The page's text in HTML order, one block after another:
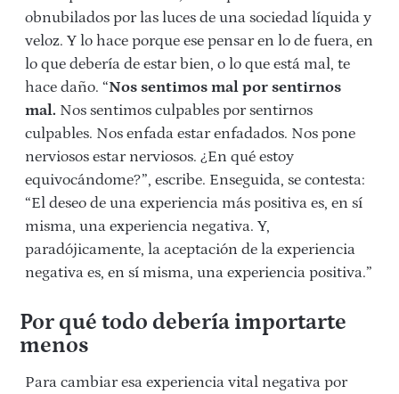
obnubilados por las luces de una sociedad líquida y
veloz. Y lo hace porque ese pensar en lo de fuera, en
lo que debería de estar bien, o lo que está mal, te
hace daño. “Nos sentimos mal por sentirnos
mal. Nos sentimos culpables por sentirnos
culpables. Nos enfada estar enfadados. Nos pone
nerviosos estar nerviosos. ¿En qué estoy
equivocándome?”, escribe. Enseguida, se contesta:
“El deseo de una experiencia más positiva es, en sí
misma, una experiencia negativa. Y,
paradójicamente, la aceptación de la experiencia
negativa es, en sí misma, una experiencia positiva.”
Por qué todo debería importarte
menos
Para cambiar esa experiencia vital negativa por